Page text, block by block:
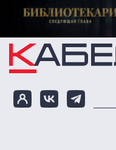
Перейти к основному